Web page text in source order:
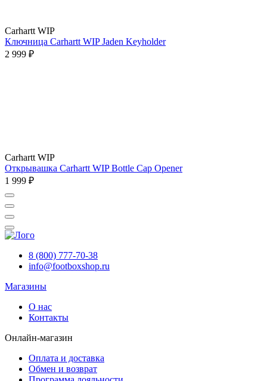
Carhartt WIP
Ключница Carhartt WIP Jaden Keyholder
2 999 ₽
Carhartt WIP
Открывашка Carhartt WIP Bottle Cap Opener
1 999 ₽
8 (800) 777-70-38
info@footboxshop.ru
Магазины
О нас
Контакты
Онлайн-магазин
Оплата и доставка
Обмен и возврат